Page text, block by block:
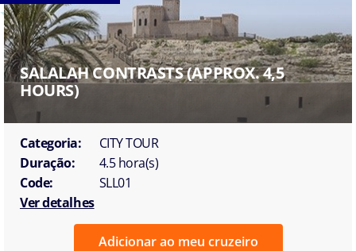
SALALAH CONTRASTS (APPROX. 4,5
HOURS)
Categoria:
CITY TOUR
Duração:
4.5 hora(s)
Code:
SLL01
Ver detalhes
Adicionar ao meu cruzeiro